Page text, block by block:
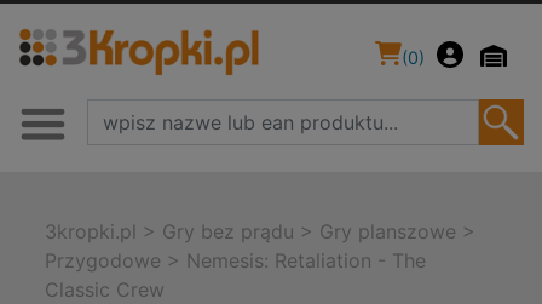
(0)
3kropki.pl > Gry bez prądu > Gry planszowe >
Przygodowe > Nemesis: Retaliation - The
Classic Crew